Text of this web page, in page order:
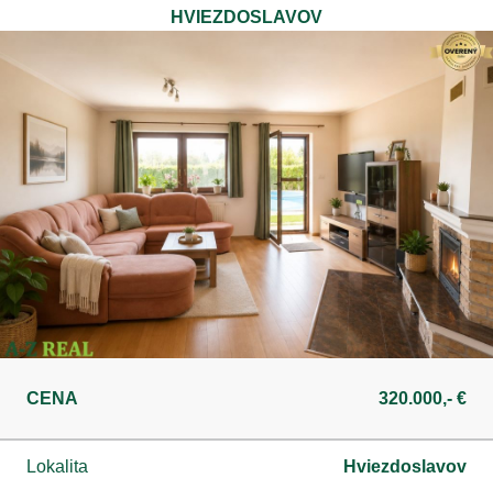
HVIEZDOSLAVOV
CENA 320.000,- €
Lokalita Hviezdoslavov